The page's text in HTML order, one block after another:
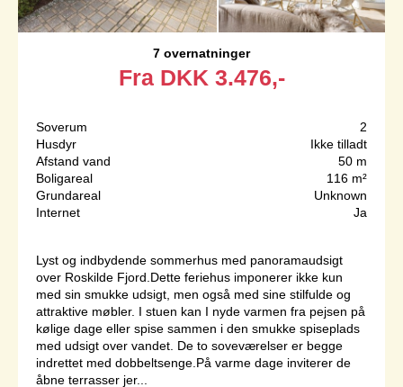
7 overnatninger
Fra DKK 3.476,-
Soverum
2
Husdyr
Ikke tilladt
Afstand vand
50 m
Boligareal
116 m²
Grundareal
Unknown
Internet
Ja
Lyst og indbydende sommerhus med panoramaudsigt
over Roskilde Fjord.Dette feriehus imponerer ikke kun
med sin smukke udsigt, men også med sine stilfulde og
attraktive møbler. I stuen kan I nyde varmen fra pejsen på
kølige dage eller spise sammen i den smukke spiseplads
med udsigt over vandet. De to soveværelser er begge
indrettet med dobbeltsenge.På varme dage inviterer de
åbne terrasser jer...